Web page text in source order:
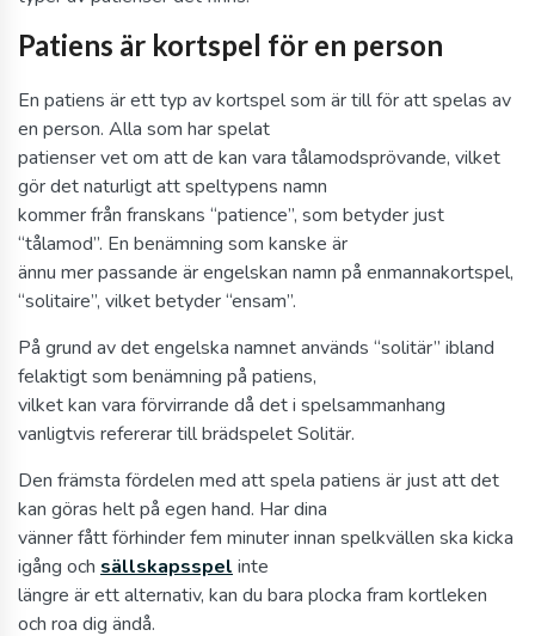
Patiens är kortspel för en person
En patiens är ett typ av kortspel som är till för att spelas av
en person. Alla som har spelat
patienser vet om att de kan vara tålamodsprövande, vilket
gör det naturligt att speltypens namn
kommer från franskans “patience”, som betyder just
“tålamod”. En benämning som kanske är
ännu mer passande är engelskan namn på enmannakortspel,
“solitaire”, vilket betyder “ensam”.
På grund av det engelska namnet används “solitär” ibland
felaktigt som benämning på patiens,
vilket kan vara förvirrande då det i spelsammanhang
vanligtvis refererar till brädspelet Solitär.
Den främsta fördelen med att spela patiens är just att det
kan göras helt på egen hand. Har dina
vänner fått förhinder fem minuter innan spelkvällen ska kicka
igång och sällskapsspel inte
längre är ett alternativ, kan du bara plocka fram kortleken
och roa dig ändå.